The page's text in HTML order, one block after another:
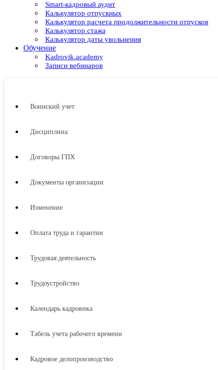
Smart-кадровый аудит
Калькулятор отпускных
Калькулятор расчета продолжительности отпусков
Калькулятор стажа
Калькулятор даты увольнения
Обучение
Kadrovik.academy
Записи вебинаров
Воинский учет
Дисциплина
Договоры ГПХ
Документы организации
Изменение
Оплата труда и гарантии
Трудовая деятельность
Трудоустройство
Календарь кадровика
Табель учета рабочего времени
Кадровое делопроизводство